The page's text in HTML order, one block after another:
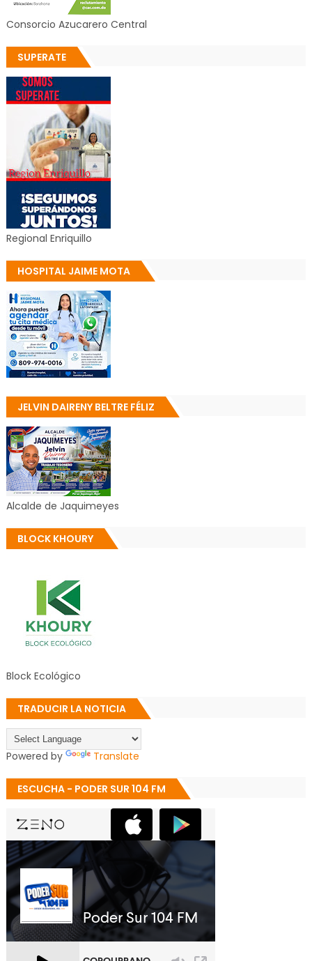
Consorcio Azucarero Central
SUPERATE
Regional Enriquillo
HOSPITAL JAIME MOTA
JELVIN DAIRENY BELTRE FÉLIZ
Alcalde de Jaquimeyes
BLOCK KHOURY
Block Ecológico
TRADUCIR LA NOTICIA
Powered by Translate
ESCUCHA - PODER SUR 104 FM